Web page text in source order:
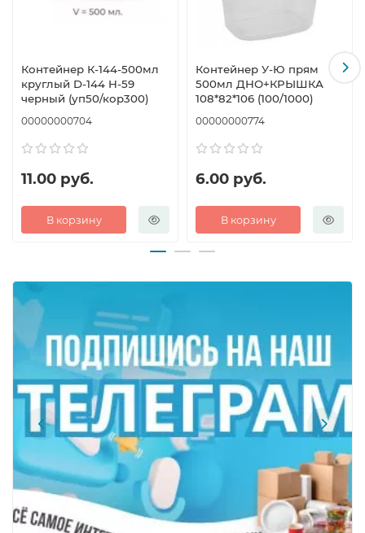
доставки еды, торговые точки.
Контейнер К-144-500мл
круглый D-144 H-59
черный (уп50/кор300)
00000000704
11.00 руб.
В корзину
Контейнер У-Ю прям
500мл ДНО+КРЫШКА
108*82*106 (100/1000)
00000000774
6.00 руб.
В корзину